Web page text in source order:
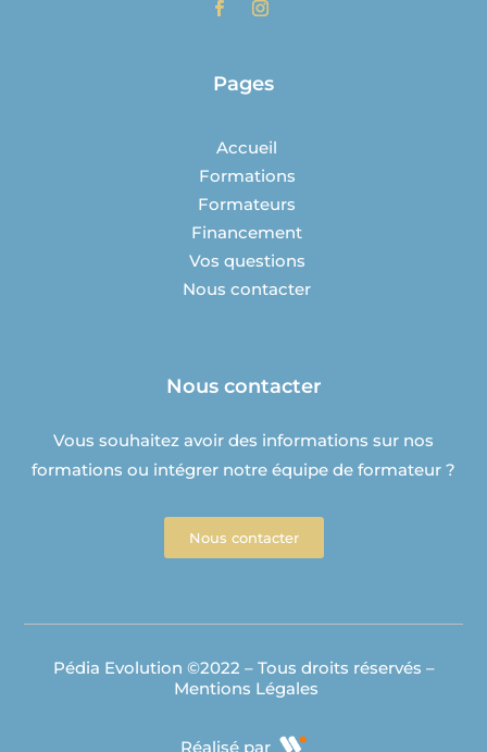
Pages
Accueil
Formations
Formateurs
Financement
Vos questions
Nous contacter
Nous contacter
Vous souhaitez avoir des informations sur nos
formations ou intégrer notre équipe de formateur ?
Nous contacter
Pédia Evolution ©2022 – Tous droits réservés –
Mentions Légales
Réalisé par